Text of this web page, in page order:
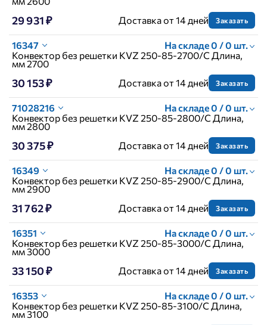
29 931 ₽ Доставка от 14 дней Заказать
16347
На складе 0 / 0 шт.
Конвектор без решетки KVZ 250-85-2700/C Длина,
мм 2700
30 153 ₽ Доставка от 14 дней Заказать
71028216
На складе 0 / 0 шт.
Конвектор без решетки KVZ 250-85-2800/C Длина,
мм 2800
30 375 ₽ Доставка от 14 дней Заказать
16349
На складе 0 / 0 шт.
Конвектор без решетки KVZ 250-85-2900/C Длина,
мм 2900
31 762 ₽ Доставка от 14 дней Заказать
16351
На складе 0 / 0 шт.
Конвектор без решетки KVZ 250-85-3000/C Длина,
мм 3000
33 150 ₽ Доставка от 14 дней Заказать
16353
На складе 0 / 0 шт.
Конвектор без решетки KVZ 250-85-3100/C Длина,
мм 3100